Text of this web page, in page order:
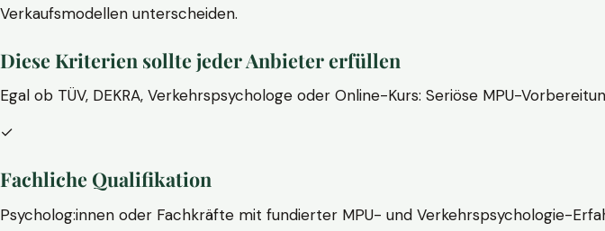
Verkaufsmodellen unterscheiden.
Diese Kriterien sollte jeder Anbieter erfüllen
Egal ob TÜV, DEKRA, Verkehrspsychologe oder Online-Kurs: Seriöse MPU-
✓
Fachliche Qualifikation
Psycholog:innen oder Fachkräfte mit fundierter MPU- und Verkehrspsychologie-